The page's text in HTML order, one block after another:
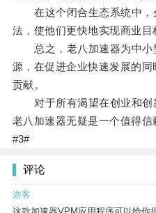
在这个闭合生态系统中，
法，使他们更快地实现商业目
总之，老八加速器为中小
源，在促进企业快速发展的
贡献。
对于所有渴望在创业和创
老八加速器无疑是一个值得信
#3#
评论
游客